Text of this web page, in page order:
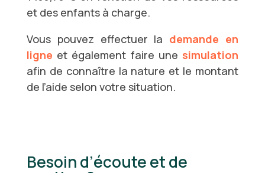
et des enfants à charge.
Vous pouvez effectuer la demande en
ligne et également faire une simulation
afin de connaître la nature et le montant
de l’aide selon votre situation.
Besoin d’écoute et de